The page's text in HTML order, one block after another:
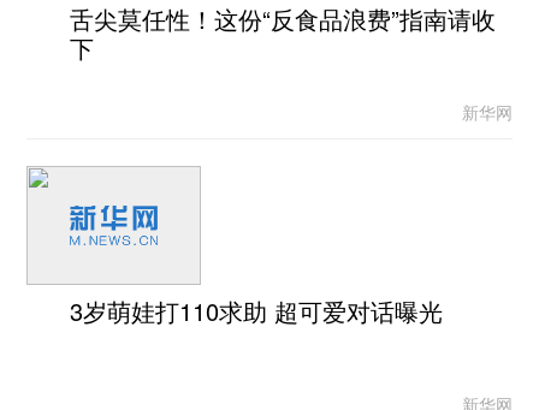
舌尖莫任性！这份“反食品浪费”指南请收
下
新华网
3岁萌娃打110求助 超可爱对话曝光
新华网